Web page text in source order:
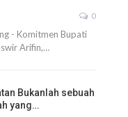
0
- Komitmen Bupati
Arifin,…
Bukanlah sebuah
yang…